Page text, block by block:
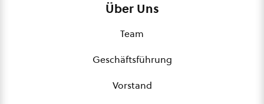
Über Uns
Team
Geschäftsführung
Vorstand